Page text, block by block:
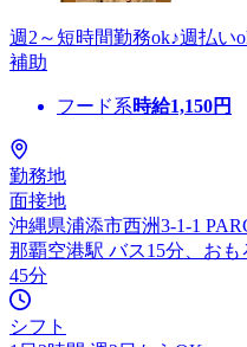
週2～短時間勤務ok♪週払い
補助
フード系時給1,150円
勤務地
面接地
沖縄県浦添市西洲3-1-1
那覇空港駅 バス15分、お
45分
シフト